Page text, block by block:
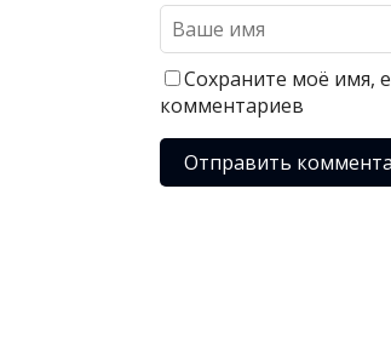
Сохраните моё имя,
комментариев